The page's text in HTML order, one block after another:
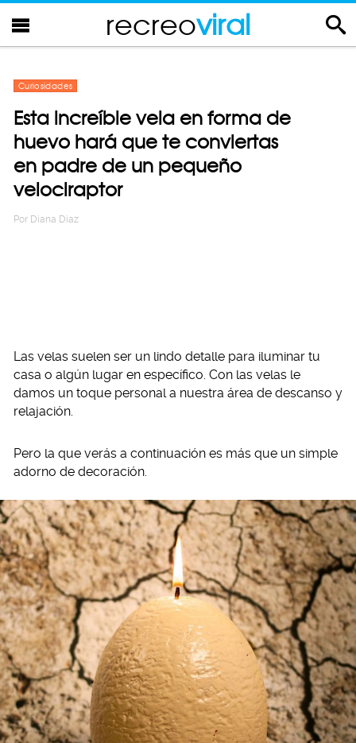
recreoviral
Curiosidades
Esta increíble vela en forma de
huevo hará que te conviertas
en padre de un pequeño
velociraptor
Por Diana Diaz
Las velas suelen ser un lindo detalle para iluminar tu
casa o algún lugar en específico. Con las velas le
damos un toque personal a nuestra área de descanso y
relajación.
Pero la que verás a continuación es más que un simple
adorno de decoración.